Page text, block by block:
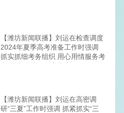
【潍坊新闻联播】刘运在检查调度
2024年夏季高考准备工作时强调
抓实抓细考务组织 用心用情服务考
【潍坊新闻联播】刘运在高密调
研“三夏”工作时强调 抓紧抓实“三